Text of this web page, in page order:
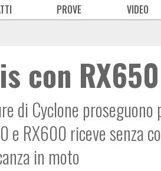
PROVE VIDEO
con
di Cyclone
e RX600 riceve senza
in moto